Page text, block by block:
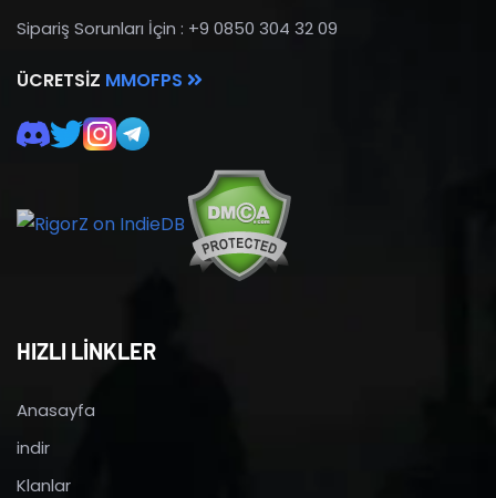
Sipariş Sorunları İçin : +9 0850 304 32 09
ÜCRETSIZ MMOFPS
HIZLI LİNKLER
Anasayfa
indir
Klanlar